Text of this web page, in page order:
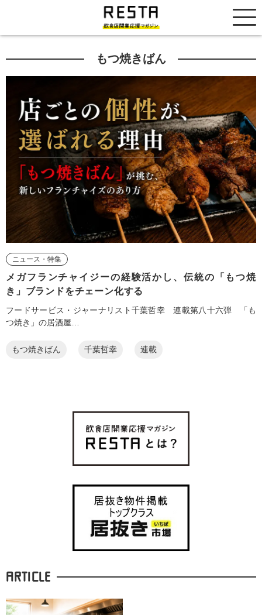
居抜き売却市場
もつ焼きばん
ニュース・特集
メガフランチャイジーの経験活かし、伝統の「もつ焼
き」ブランドをチェーン化する
フードサービス・ジャーナリスト千葉哲幸 連載第八十六弾 「も
つ焼き」の居酒屋…
もつ焼きばん 千葉哲幸 連載
ARTICLE